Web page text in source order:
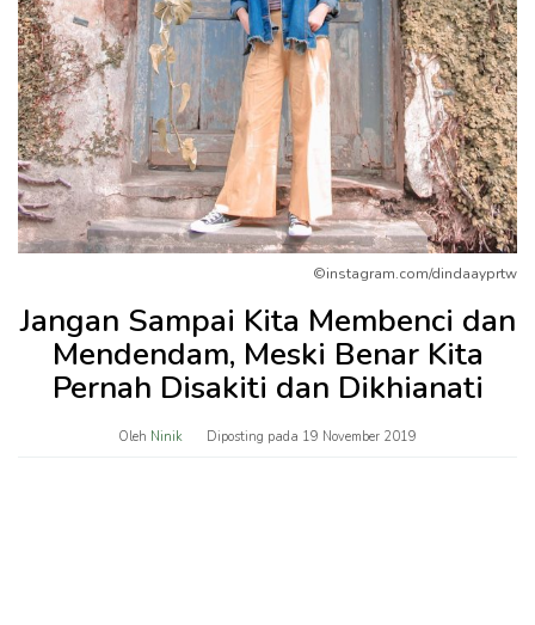
©instagram.com/dindaayprtw
Jangan Sampai Kita Membenci dan
Mendendam, Meski Benar Kita
Pernah Disakiti dan Dikhianati
Oleh Ninik Diposting pada 19 November 2019